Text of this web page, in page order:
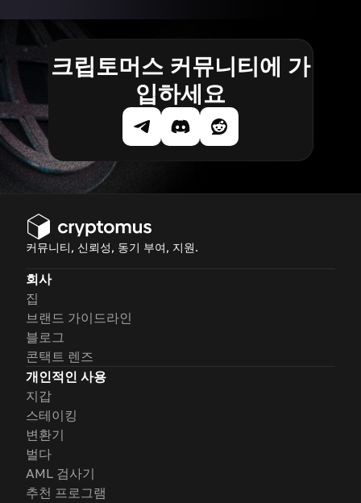
크립토머스 커뮤니티에 가
입하세요
커뮤니티, 신뢰성, 동기 부여, 지원.
회사
집
브랜드 가이드라인
블로그
콘택트 렌즈
개인적인 사용
지갑
스테이킹
변환기
벌다
AML 검사기
추천 프로그램